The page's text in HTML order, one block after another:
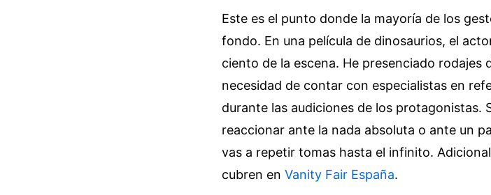
Este es el punto donde la mayoría de los
fondo. En una película de dinosaurios, el
ciento de la escena. He presenciado
necesidad de contar con especialistas en
durante las audiciones de los protagonistas.
reaccionar ante la nada absoluta o ante un
vas a repetir tomas hasta el infinito.
cubren en Vanity Fair España.